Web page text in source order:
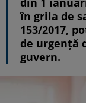
în grila de
153/2017,
de urgență
guvern.